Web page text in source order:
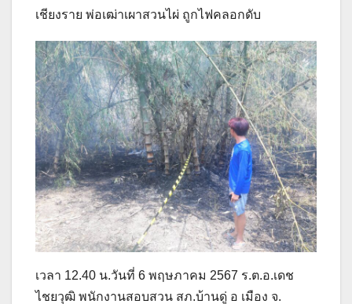
เชียงราย พ่อเฒ่าเผาสวนไผ่ ถูกไฟคลอกดับ
เวลา​ 12.40 น.วันที่ 6 พฤษภาคม 2567 ร.ต.อ.เดช
ไชยวุฒิ พนักงานสอบสวน สภ.บ้านดู่ อ เมือง จ.